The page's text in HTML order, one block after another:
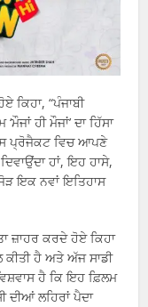
ਕਿਹਾ, “ਪੰਜਾਬੀ
ਹੀ ਮੌਜਾਂ’ ਦਾ ਹਿੱਸਾ
ਪ੍ਰੋਜੈਕਟ ਵਿਚ ਆਪਣੇ
ਹਾਂ, ਇਹ ਹਾਸੇ,
ਇਕ ਨਵਾਂ ਇਤਿਹਾਸ
ਜ਼ਾਹਰ ਕਰਦੇ ਹੋਏ ਕਿਹਾ
ਕੀਤੀ ਹੈ ਅਤੇ ਅੱਜ ਸਾਡੀ
ਹੈ ਕਿ ਇਹ ਫ਼ਿਲਮ
ਦੀਆਂ ਲਹਿਰਾਂ ਪੈਦਾ